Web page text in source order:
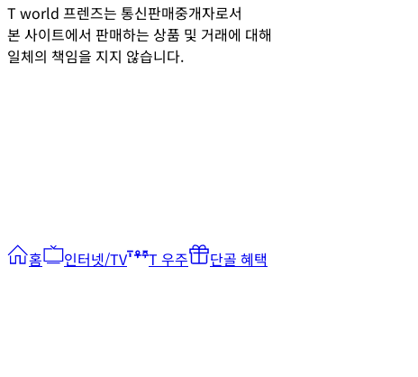
T world 프렌즈는 통신판매중개자로서
본 사이트에서 판매하는 상품 및 거래에 대해
일체의 책임을 지지 않습니다.
홈 인터넷/TV T 우주 단골 혜택